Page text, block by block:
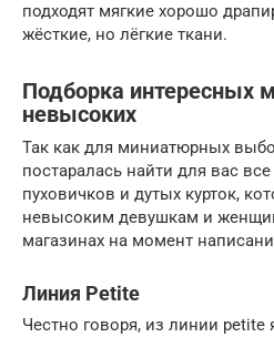
подходят мягкие хорошо
жёсткие, но лёгкие ткани.
Подборка интересных
невысоких
Так как для миниатюрных
постаралась найти для вас
пуховичков и дутых курток,
невысоким девушкам и
магазинах на момент
Линия Petite
Честно говоря, из линии petite